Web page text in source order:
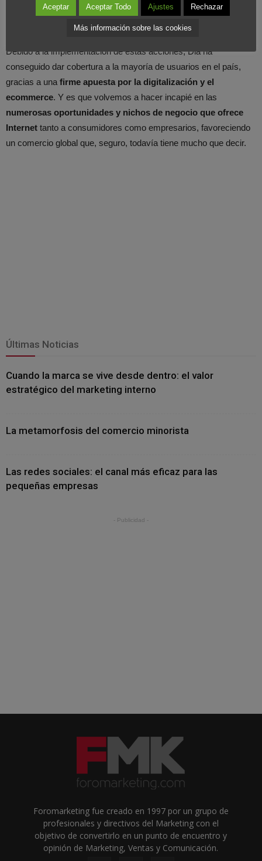
pasado con el gigante del comercio electrónico
Alibaba y su
Debido a la implementación de estas acciones, Dia ha
conseguido dar cobertura a la mayoría de usuarios en el país,
gracias a unafirme apuesta por la digitalización y el
ecommerce. Y es que volvemos a hacer incapié en las
numerosas oportunidades y nichos de negocio que ofrece
Internet tanto a consumidores como empresarios, favoreciendo
un comercio global que, seguro, todavía tiene mucho que decir.
Últimas Noticias
Cuando la marca se vive desde dentro: el valor
estratégico del marketing interno
La metamorfosis del comercio minorista
Las redes sociales: el canal más eficaz para las
pequeñas empresas
- Publicidad -
Foromarketing fue creado en 1997 por un grupo de
profesionales y directivos del Marketing con el
objetivo de convertirlo en un punto de encuentro y
opinión de Marketing, Ventas y Comunicación.
Aceptar Aceptar Todo Ajustes Rechazar
Más información sobre las cookies